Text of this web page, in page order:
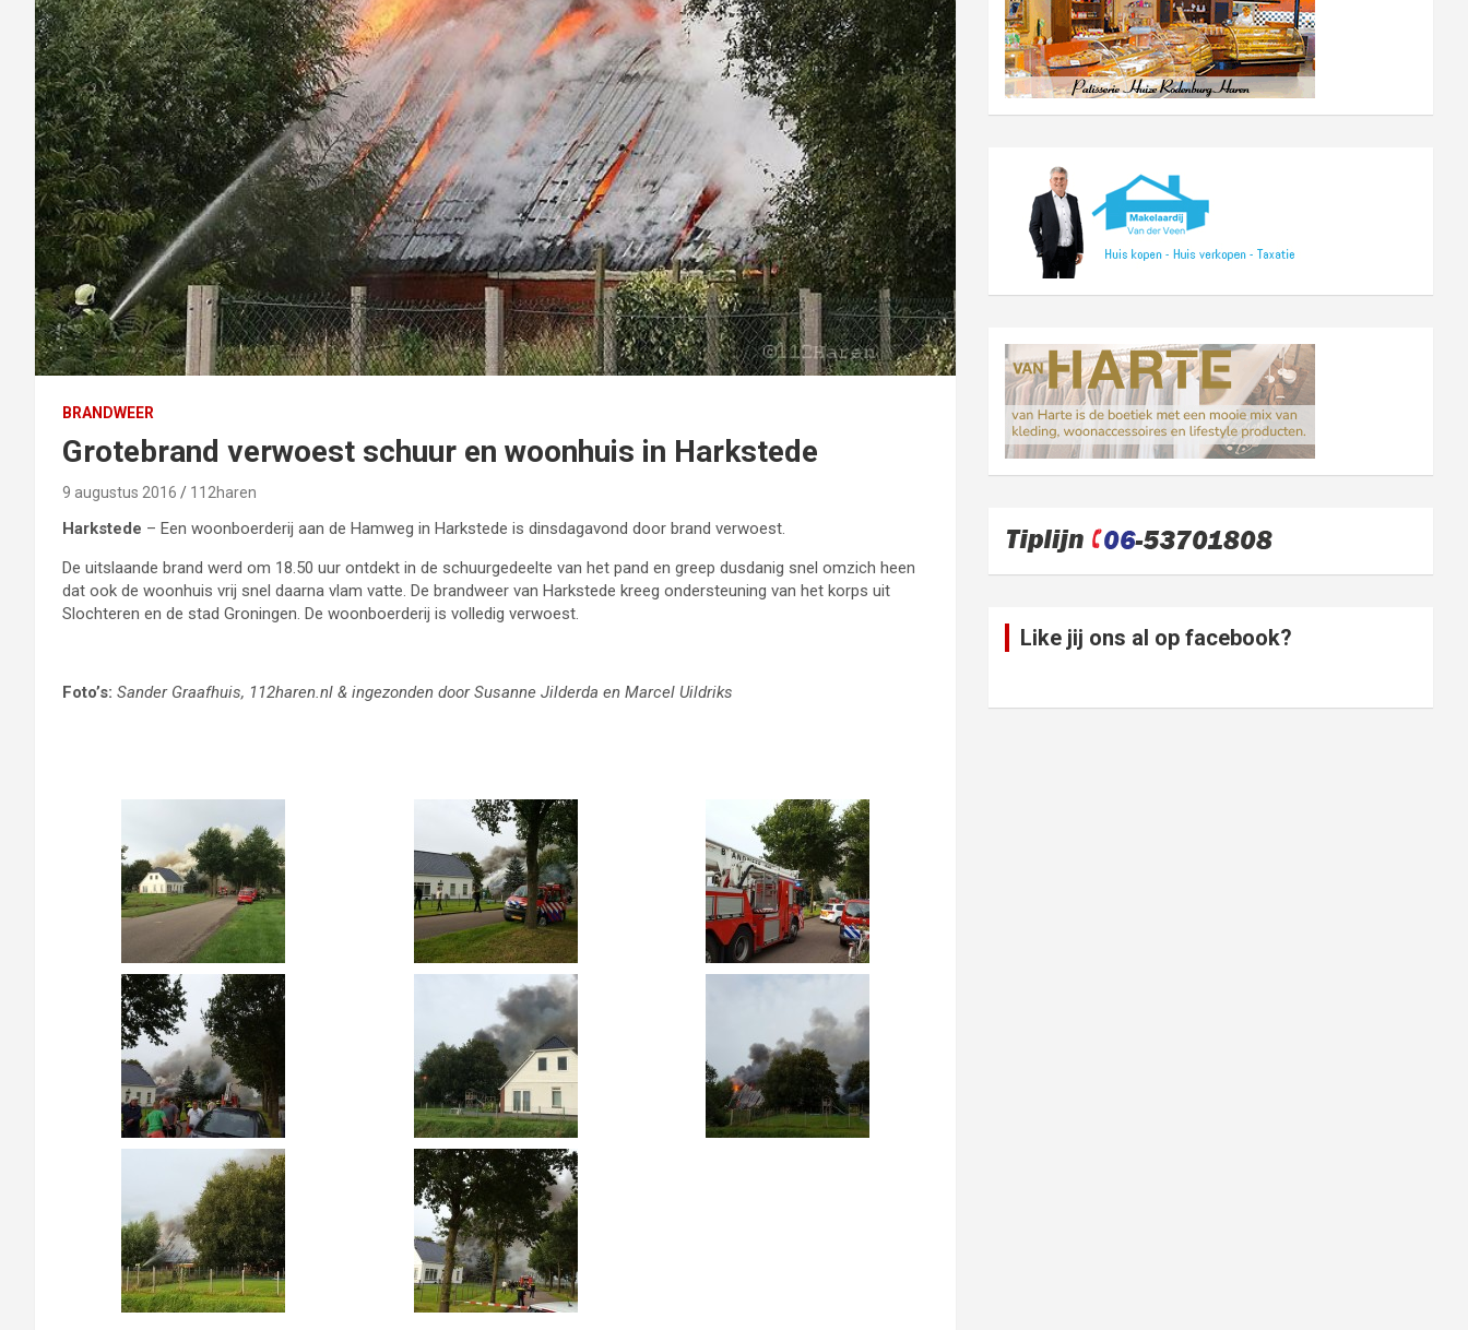
BRANDWEER
Grotebrand verwoest schuur en woonhuis in Harkstede
9 augustus 2016 112haren
Harkstede – Een woonboerderij aan de Hamweg in Harkstede is dinsdagavond door brand verwoest.
De uitslaande brand werd om 18.50 uur ontdekt in de schuurgedeelte van het pand en greep dusdanig snel omzich heen
dat ook de woonhuis vrij snel daarna vlam vatte. De brandweer van Harkstede kreeg ondersteuning van het korps uit
Slochteren en de stad Groningen. De woonboerderij is volledig verwoest.
Foto’s: Sander Graafhuis, 112haren.nl & ingezonden door Susanne Jilderda en Marcel Uildriks
Like jij ons al op facebook?